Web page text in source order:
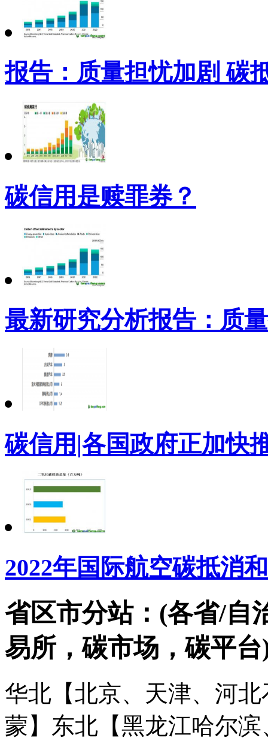
报告：质量担忧加剧 碳
碳信用是赎罪券？
最新研究分析报告：质
碳信用|各国政府正加快
2022年国际航空碳抵消
省区市分站：(各省/自
易所，碳市场，碳平台
华北【北京、天津、河
蒙】 东北【黑龙江哈尔